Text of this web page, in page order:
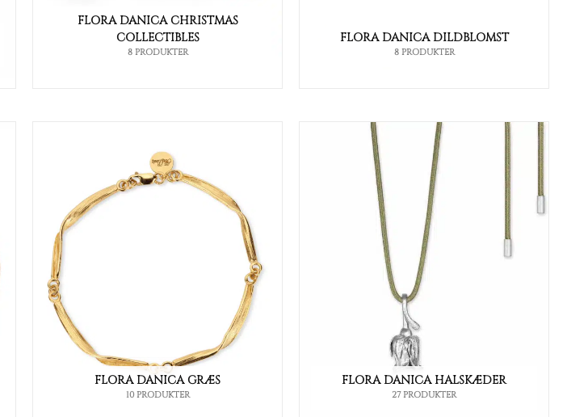
FLORA DANICA CHRISTMAS
COLLECTIBLES
8 PRODUKTER
FLORA DANICA DILDBLOMST
8 PRODUKTER
FLORA DANICA GRÆS
10 PRODUKTER
FLORA DANICA HALSKÆDER
27 PRODUKTER